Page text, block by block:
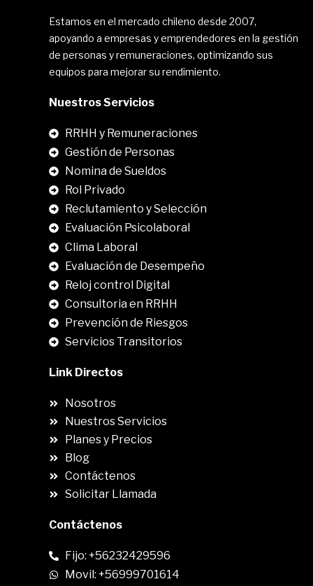
Estamos en el mercado chileno desde 2007,
apoyando a empresas y emprendedores en la gestión
de personas y remuneraciones, optimizando sus
equipos para mejorar su rendimiento.
Nuestros Servicios
RRHH y Remuneraciones
Gestión de Personas
Nomina de Sueldos
Rol Privado
Reclutamiento y Selección
Evaluación Psicolaboral
Clima Laboral
Evaluación de Desempeño
Reloj control Digital
Consultoria en RRHH
Prevención de Riesgos
Servicios Transitorios
Link Directos
Nosotros
Nuestros Servicios
Planes y Precios
Blog
Contáctenos
Solicitar Llamada
Contáctenos
Fijo: +56232429596
Movil: +56999701614